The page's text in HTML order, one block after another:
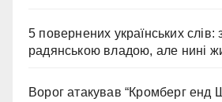
5 повернених українських слів:
радянською владою, але нині
Ворог атакував “Кромберг енд